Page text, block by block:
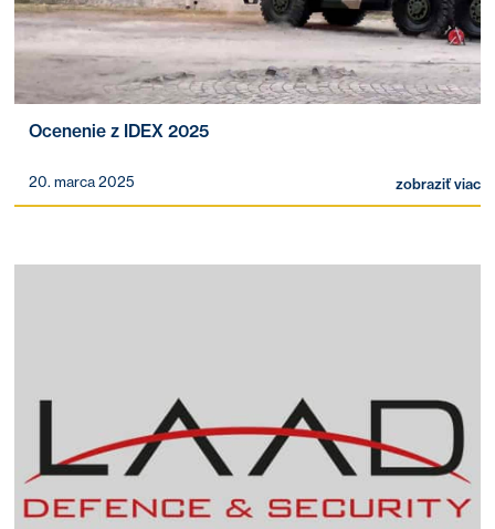
Ocenenie z IDEX 2025
20. marca 2025 zobraziť viac